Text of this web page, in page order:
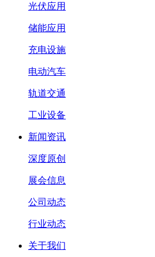
光伏应用
储能应用
充电设施
电动汽车
轨道交通
工业设备
新闻资讯
深度原创
展会信息
公司动态
行业动态
关于我们